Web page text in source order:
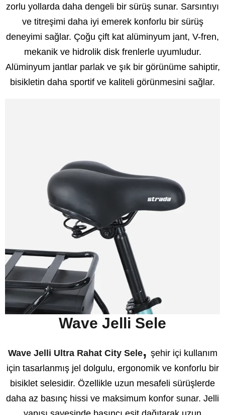
zorlu yollarda daha dengeli bir sürüş sunar. Sarsıntıyı
ve titreşimi daha iyi emerek konforlu bir sürüş
deneyimi sağlar. Çoğu çift kat alüminyum jant, V-fren,
mekanik ve hidrolik disk frenlerle uyumludur.
Alüminyum jantlar parlak ve şık bir görünüme sahiptir,
bisikletin daha sportif ve kaliteli görünmesini sağlar.
Wave Jelli Sele
Wave Jelli Ultra Rahat City Sele, şehir içi kullanım
için tasarlanmış jel dolgulu, ergonomik ve konforlu bir
bisiklet selesidir. Özellikle uzun mesafeli sürüşlerde
daha az basınç hissi ve maksimum konfor sunar. Jelli